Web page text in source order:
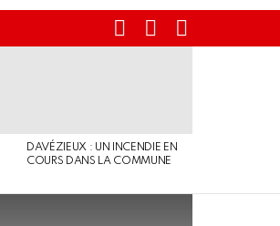
SWITCHRECHERCHE
DAVÉZIEUX : UN INCENDIE EN
COURS DANS LA COMMUNE